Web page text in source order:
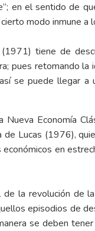
en el sentido de
modo inmune
tiene de
pues retomando
se puede llegar a
Economía
Lucas (1976),
en
la revolución de
episodios de
se deben